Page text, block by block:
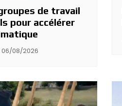
de travail
pour accélérer
06/08/2026